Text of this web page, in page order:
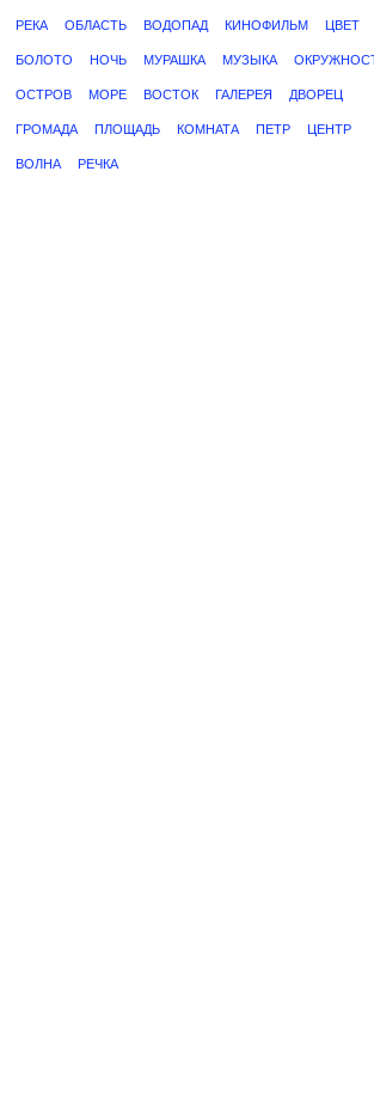
РЕКА ОБЛАСТЬ ВОДОПАД КИНОФИЛЬМ ЦВЕТ
БОЛОТО НОЧЬ МУРАШКА МУЗЫКА
ОСТРОВ МОРЕ ВОСТОК ГАЛЕРЕЯ ДВОРЕЦ
ГРОМАДА ПЛОЩАДЬ КОМНАТА ПЕТР ЦЕНТР
ВОЛНА РЕЧКА